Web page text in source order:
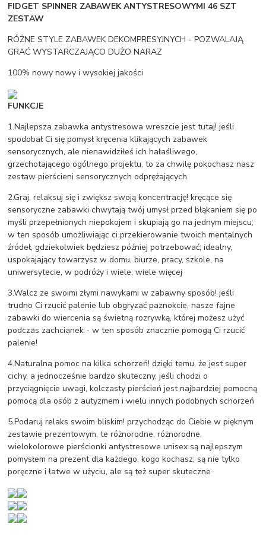
FIDGET SPINNER ZABAWEK ANTYSTRESOWYMI 46 SZT
ZESTAW
RÓŻNE STYLE ZABAWEK DEKOMPRESYJNYCH - POZWALAJĄ
GRAĆ WYSTARCZAJĄCO DUŻO NARAZ
100% nowy nowy i wysokiej jakości
FUNKCJE
1.Najlepsza zabawka antystresowa wreszcie jest tutaj! jeśli
spodobał Ci się pomysł kręcenia klikających zabawek
sensorycznych, ale nienawidziłeś ich hałaśliwego,
grzechotającego ogólnego projektu, to za chwilę pokochasz nasz
zestaw pierścieni sensorycznych odprężających
2.Graj, relaksuj się i zwiększ swoją koncentrację! kręcące się
sensoryczne zabawki chwytają twój umysł przed błąkaniem się po
myśli przepełnionych niepokojem i skupiają go na jednym miejscu;
w ten sposób umożliwiając ci przekierowanie twoich mentalnych
źródeł, gdziekolwiek będziesz później potrzebować; idealny,
uspokajający towarzysz w domu, biurze, pracy, szkole, na
uniwersytecie, w podróży i wiele, wiele więcej
3.Walcz ze swoimi złymi nawykami w zabawny sposób! jeśli
trudno Ci rzucić palenie lub obgryzać paznokcie, nasze fajne
zabawki do wiercenia są świetną rozrywką, której możesz użyć
podczas zachcianek - w ten sposób znacznie pomogą Ci rzucić
palenie!
4.Naturalna pomoc na kilka schorzeń! dzięki temu, że jest super
cichy, a jednocześnie bardzo skuteczny, jeśli chodzi o
przyciągnięcie uwagi, kolczasty pierścień jest najbardziej pomocną
pomocą dla osób z autyzmem i wielu innych podobnych schorzeń
5.Podaruj relaks swoim bliskim! przychodząc do Ciebie w pięknym
zestawie prezentowym, te różnorodne, różnorodne,
wielokolorowe pierścionki antystresowe unisex są najlepszym
pomysłem na prezent dla każdego, kogo kochasz; są nie tylko
poręczne i łatwe w użyciu, ale są też super skuteczne